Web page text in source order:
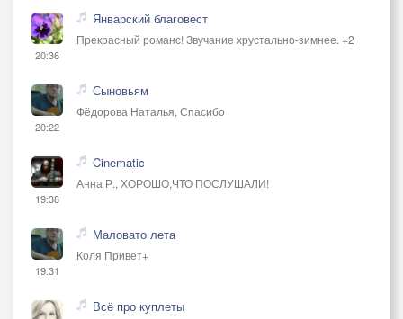
20:36
Январский благовест
Прекрасный романс! Звучание хрустально-зимнее. +2
20:22
Сыновьям
Фёдорова Наталья, Спасибо
19:38
Cinematic
Анна Р., ХОРОШО,ЧТО ПОСЛУШАЛИ!
19:31
Маловато лета
Коля Привет+
Всё про куплеты